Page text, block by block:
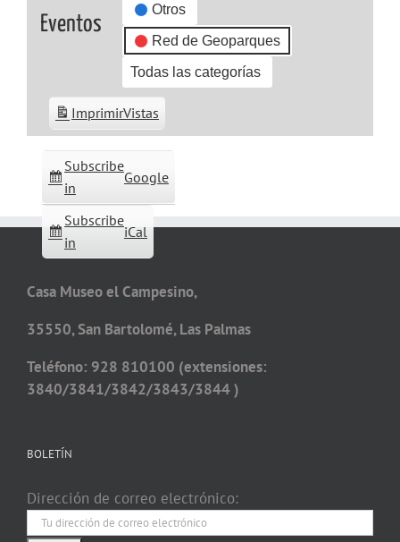
Eventos
Otros
Red de Geoparques
Todas las categorías
Subscribe
in
Google
Subscribe
in
iCal
ImprimirVistas
Casa Museo el Campesino,
35550, San Bartolomé, Las Palmas
Teléfono: 928 810100 (extensiones:
3840/3841/3842/3843/3844 )
BOLETÍN
Dirección de correo electrónico: